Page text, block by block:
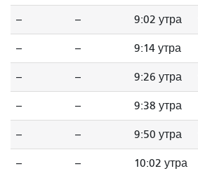
-- -- 9:02 утра
-- -- 9:14 утра
-- -- 9:26 утра
-- -- 9:38 утра
-- -- 9:50 утра
-- -- 10:02 утра